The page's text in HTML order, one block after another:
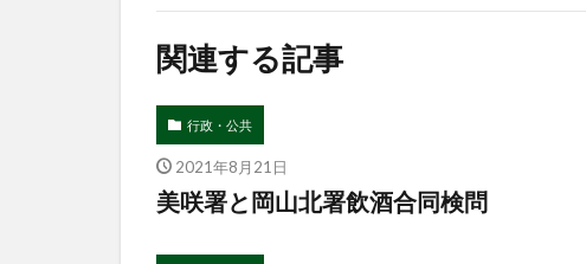
関連する記事
行政・公共
2021年8月21日
美咲署と岡山北署飲酒合同検問